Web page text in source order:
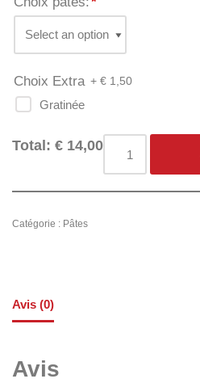
Choix Extra + € 1,50
Gratinée
Total: € 14,00
Catégorie : Pâtes
Avis (0)
Avis